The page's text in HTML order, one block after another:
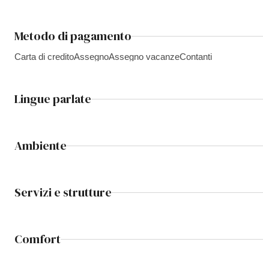
Metodo di pagamento
Carta di creditoAssegnoAssegno vacanzeContanti
Lingue parlate
Ambiente
Servizi e strutture
Comfort